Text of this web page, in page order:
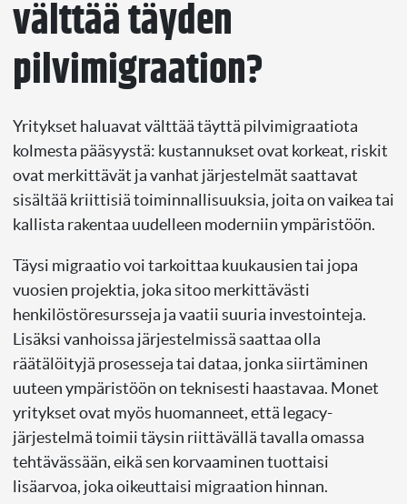
välttää täyden
pilvimigraation?
Yritykset haluavat välttää täyttä pilvimigraatiota
kolmesta pääsyystä: kustannukset ovat korkeat, riskit
ovat merkittävät ja vanhat järjestelmät saattavat
sisältää kriittisiä toiminnallisuuksia, joita on vaikea tai
kallista rakentaa uudelleen moderniin ympäristöön.
Täysi migraatio voi tarkoittaa kuukausien tai jopa
vuosien projektia, joka sitoo merkittävästi
henkilöstöresursseja ja vaatii suuria investointeja.
Lisäksi vanhoissa järjestelmissä saattaa olla
räätälöityjä prosesseja tai dataa, jonka siirtäminen
uuteen ympäristöön on teknisesti haastavaa. Monet
yritykset ovat myös huomanneet, että legacy-
järjestelmä toimii täysin riittävällä tavalla omassa
tehtävässään, eikä sen korvaaminen tuottaisi
lisäarvoa, joka oikeuttaisi migraation hinnan.